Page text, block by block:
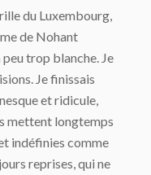
du Luxembourg,
de Nohant
trop blanche. Je
Je finissais
et ridicule,
mettent longtemps
indéfinies comme
reprises, qui ne